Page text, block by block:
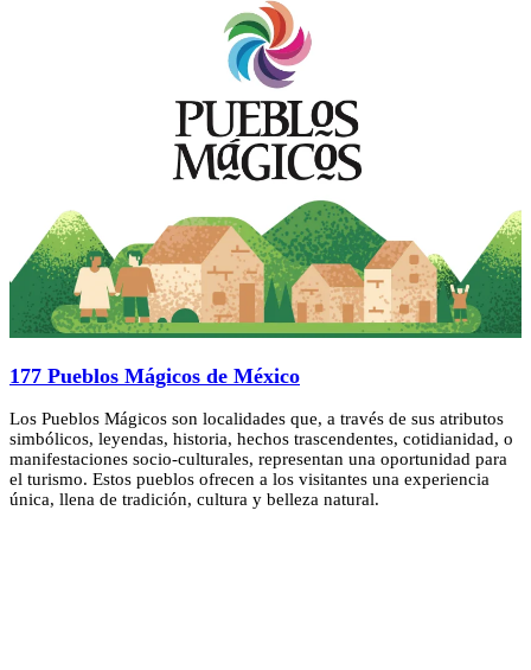
177 Pueblos Mágicos de México
Los Pueblos Mágicos son localidades que, a través de sus atributos
simbólicos, leyendas, historia, hechos trascendentes, cotidianidad, o
manifestaciones socio-culturales, representan una oportunidad para
el turismo. Estos pueblos ofrecen a los visitantes una experiencia
única, llena de tradición, cultura y belleza natural.